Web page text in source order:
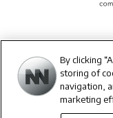
By clicking
storing of
navigation,
marketing